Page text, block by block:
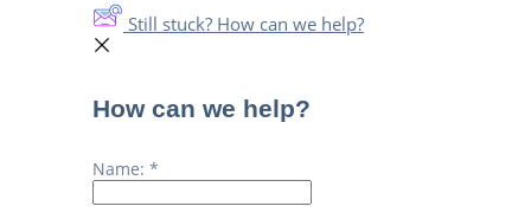
Still stuck? How can we help?
How can we help?
Name: *